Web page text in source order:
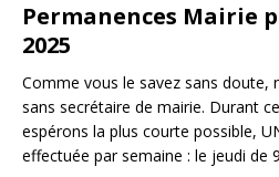
Permanences Mairie
2025
Comme vous le savez sans
sans secrétaire de mairie. Durant
espérons la plus courte possible,
effectuée par semaine : le jeudi de